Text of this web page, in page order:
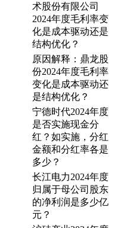
术股份有限公司
2024年度毛利率变
化是成本驱动还是
结构优化？
原因解释：鼎龙股
份2024年度毛利率
变化是成本驱动还
是结构优化？
宁德时代2024年度
是否实施现金分
红？如实施，分红
金额和分红率各是
多少？
长江电力2024年度
归属于母公司股东
的净利润是多少亿
元？